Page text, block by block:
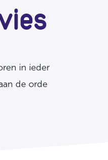
in ieder
de orde